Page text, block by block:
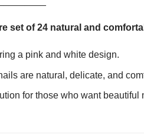
set of 24 natural and
a pink and white design.
are natural, delicate, and
for those who want